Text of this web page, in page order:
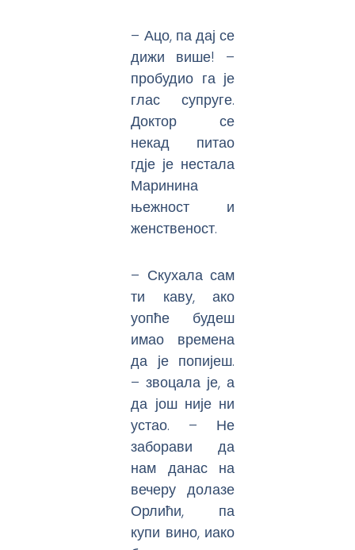
– Ацо, па дај се
дижи више! –
пробудио га је
глас супруге.
Доктор се
некад питао
гдје је нестала
Маринина
њежност и
женственост.
– Скухала сам
ти каву, ако
уопће будеш
имао времена
да је попијеш.
– звоцала је, а
да још није ни
устао. – Не
заборави да
нам данас на
вечеру долазе
Орлићи, па
купи вино, иако